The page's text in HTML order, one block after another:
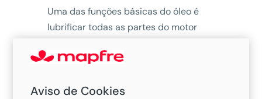
Uma das funções básicas do óleo é
lubrificar todas as partes do motor
mas também para protegê-las contra
desempenho. Portanto, podemos dizer
Aviso de Cookies